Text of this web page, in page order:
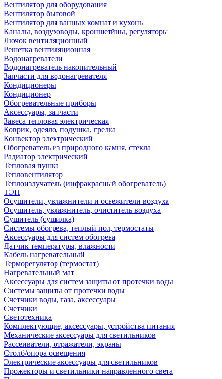
Вентилятор для оборудования
Вентилятор бытовой
Вентилятор для ванных комнат и кухонь
Каналы, воздуховоды, кроншетйны, регуляторы
Лючок вентиляционный
Решетка вентиляционная
Водонагреватели
Водонагреватель накопительный
Запчасти для водонагревателя
Кондиционеры
Кондиционер
Обогревательные приборы
Аксессуары, запчасти
Завеса тепловая электрическая
Коврик, одеяло, подушка, грелка
Конвектор электрический
Обогреватель из природного камня, стекла
Радиатор электрический
Тепловая пушка
Тепловентилятор
Теплоизлучатель (инфракрасный обогреватель)
ТЭН
Осушители, увлажнители и освежители воздуха
Осушитель, увлажнитель, очиститель воздуха
Сушитель (сушилка)
Системы обогрева, теплый пол, термостаты
Аксессуары для систем обогрева
Датчик температуры, влажности
Кабель нагревательный
Терморегулятор (термостат)
Нагревательный мат
Аксессуары для систем защиты от протечки воды
Системы защиты от протечки воды
Счетчики воды, газа, аксессуары
Счетчики
Светотехника
Комплектующие, аксессуары, устройства питания
Механические аксессуары для светильников
Рассеиватели, отражатели, экраны
Столб/опора освещения
Электрические аксессуары для светильников
Прожекторы и светильники направленного света